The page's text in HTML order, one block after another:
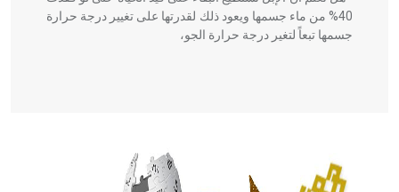
40% من ماء جسمها ويعود ذلك لقدرتها على تغيير درجة حرارة
جسمها تبعاً لتغير درجة حرارة الجو،
الحكم، الأدلة، تنظيم التغذية، ورسالته في جروح الرأس. ويعود
له الفضل بأنه حرر الطب من الدين والفلسفة.